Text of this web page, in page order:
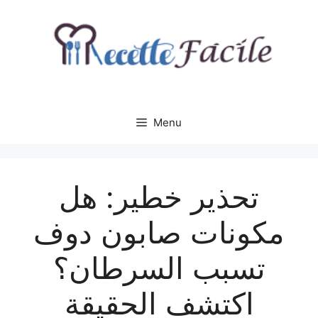
Menu
تحذير خطير: هل
مكونات صابون دوف
تسبب السرطان؟
اكتشف الحقيقة